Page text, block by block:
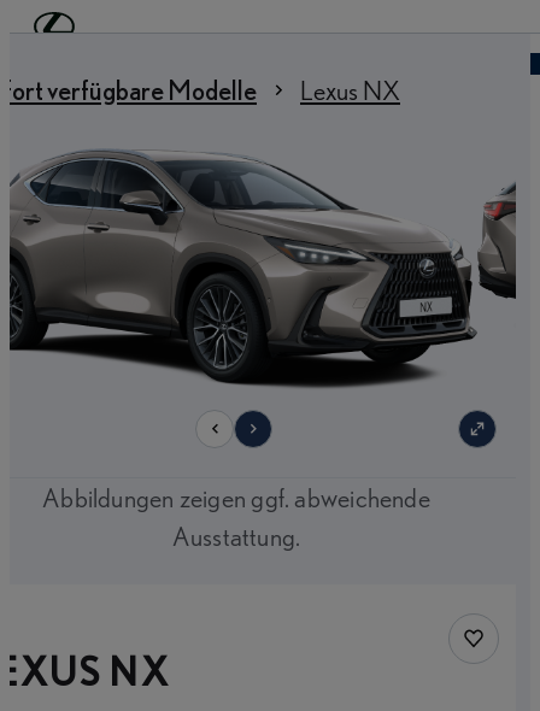
Zum Hauptinhalt springen
verfügbare Modelle Lexus NX
Abbildungen zeigen ggf. abweichende
Ausstattung.
NX